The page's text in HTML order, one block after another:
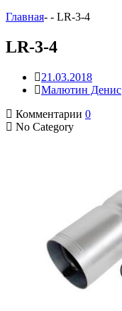
Главная- - LR-3-4
LR-3-4
21.03.2018
Малютин Денис
Комментарии 0
No Category